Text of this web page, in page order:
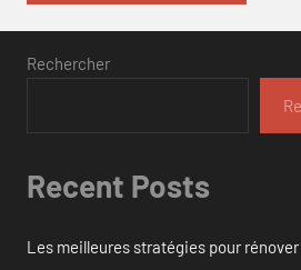
Rechercher
Recent Posts
Les meilleures stratégies pour